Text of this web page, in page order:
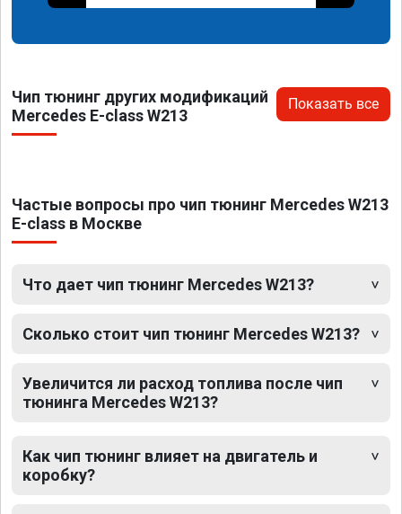
Чип тюнинг других модификаций
Mercedes E-class W213
Показать все
Частые вопросы про чип тюнинг Mercedes W213
E-class в Москве
Что дает чип тюнинг Mercedes W213?
Сколько стоит чип тюнинг Mercedes W213?
Увеличится ли расход топлива после чип
тюнинга Mercedes W213?
Как чип тюнинг влияет на двигатель и
коробку?